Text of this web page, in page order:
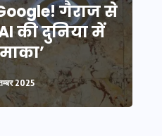
गैराज से
की दुनिया में
2025